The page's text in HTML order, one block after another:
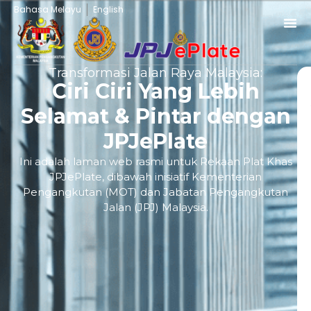
Bahasa Melayu English
Transformasi Jalan Raya Malaysia:
Ciri Ciri Yang Lebih
Selamat & Pintar dengan
JPJePlate
Ini adalah laman web rasmi untuk Rekaan Plat Khas
JPJePlate, dibawah inisiatif Kementerian
Pengangkutan (MOT) dan Jabatan Pengangkutan
Jalan (JPJ) Malaysia.